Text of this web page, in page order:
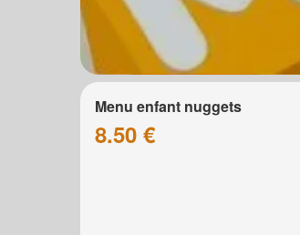
Menu enfant nuggets
8.50 €